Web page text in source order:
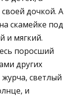
дочкой. А
скамейке под
и мягкий.
поросший
других
светлый
и